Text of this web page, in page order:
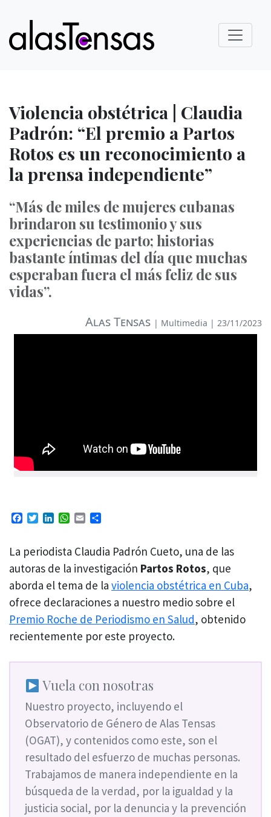
Violencia obstétrica | Claudia
Padrón: “El premio a Partos
Rotos es un reconocimiento a
la prensa independiente”
“Más de miles de mujeres cubanas
brindaron su testimonio y sus
experiencias de parto; historias
bastante íntimas del día que muchas
esperaban fuera el más feliz de sus
vidas”.
Alas Tensas | Multimedia | 23/11/2023
Facebook
TwitterLinkedIn
WhatsApp
Email
La periodista Claudia Padrón Cueto, una de las
autoras de la investigación Partos Rotos, que
aborda el tema de la violencia obstétrica en Cuba,
ofrece declaraciones a nuestro medio sobre el
Premio Roche de Periodismo en Salud, obtenido
recientemente por este proyecto.
Vuela con nosotras
Nuestro proyecto, incluyendo el
Observatorio de Género de Alas Tensas
(OGAT), y contenidos como este, son el
resultado del esfuerzo de muchas personas.
Trabajamos de manera independiente en la
búsqueda de la verdad, por la igualdad y la
justicia social, por la denuncia y la prevención